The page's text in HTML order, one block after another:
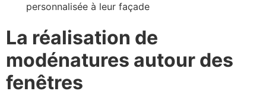
personnalisée à leur façade
La réalisation de
modénatures autour des
fenêtres